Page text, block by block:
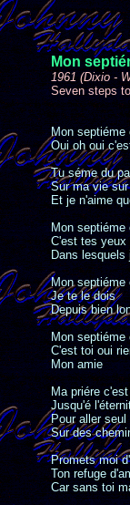
Mon
1961 (Dixio -
Seven steps
Mon
Oui oh oui
Tu séme du
Sur ma vie
Et je n'aime
Mon septiéme
C'est tes yeux
Dans
Mon septiéme
Je te le dois
Depuis bien
Mon septiéme
C'est toi oui
Mon amie
Ma priére
Jusqu'é
Pour aller
Sur des
Promets moi
Ton refuge
Car sans toi